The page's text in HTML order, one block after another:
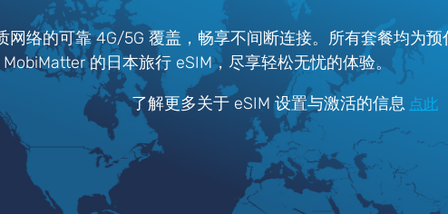
网络的可靠 4G/5G 覆盖，畅享不间断连接。所有套餐均为
的日本旅行 eSIM，尽享轻松无忧的体验。
了解更多关于 eSIM 设置与激活的信息 点此